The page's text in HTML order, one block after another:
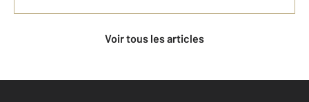
Voir tous les articles